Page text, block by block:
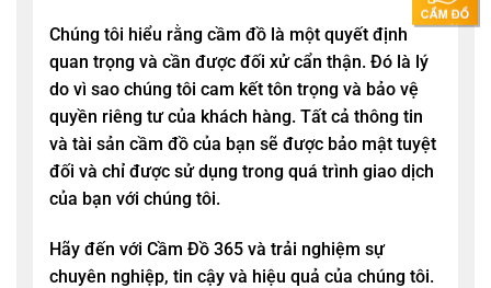
Chúng tôi hiểu rằng cầm đồ là một quyết định
quan trọng và cần được đối xử cẩn thận. Đó là lý
do vì sao chúng tôi cam kết tôn trọng và bảo vệ
quyền riêng tư của khách hàng. Tất cả thông tin
và tài sản cầm đồ của bạn sẽ được bảo mật tuyệt
đối và chỉ được sử dụng trong quá trình giao dịch
của bạn với chúng tôi.
Hãy đến với Cầm Đồ 365 và trải nghiệm sự
chuyên nghiệp, tin cậy và hiệu quả của chúng tôi.